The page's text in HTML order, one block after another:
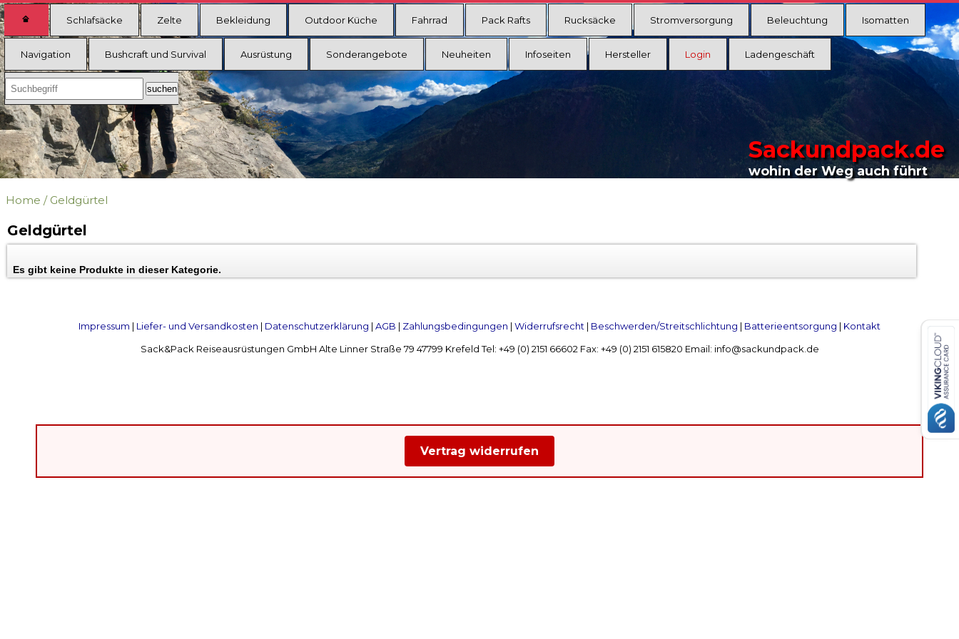
Schlafsäcke Zelte Bekleidung Outdoor Küche Fahrrad Pack Rafts Rucksäcke Stromversorgung Beleuchtung Isomatten
Navigation Bushcraft und Survival Ausrüstung Sonderangebote Neuheiten Infoseiten Hersteller Login Ladengeschäft
Sackundpack.de
wohin der Weg auch führt
Home / Geldgürtel
Geldgürtel
Es gibt keine Produkte in dieser Kategorie.
Impressum | Liefer- und Versandkosten | Datenschutzerklärung | AGB | Zahlungsbedingungen | Widerrufsrecht | Beschwerden/Streitschlichtung | Batterieentsorgung | Kontakt
Sack&Pack Reiseausrüstungen GmbH Alte Linner Straße 79 47799 Krefeld Tel: +49 (0) 2151 66602 Fax: +49 (0) 2151 615820 Email: info@sackundpack.de
Vertrag widerrufen